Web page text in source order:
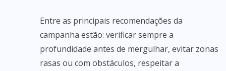
Entre as principais recomendações da
campanha estão: verificar sempre a
profundidade antes de mergulhar, evitar zonas
rasas ou com obstáculos, respeitar a